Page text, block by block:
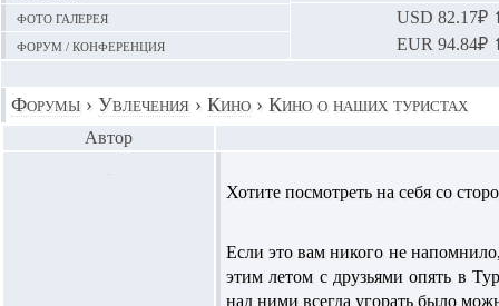
Фото галерея
Форум / конференция
USD 82.17₽
EUR 94.84₽
Форумы › Увлечения › Кино › Кино о наших туристах
Автор
Хотите посмотреть на себя со
Если это вам никого не
этим летом с друзьями опять в
над ними всегда угорать было